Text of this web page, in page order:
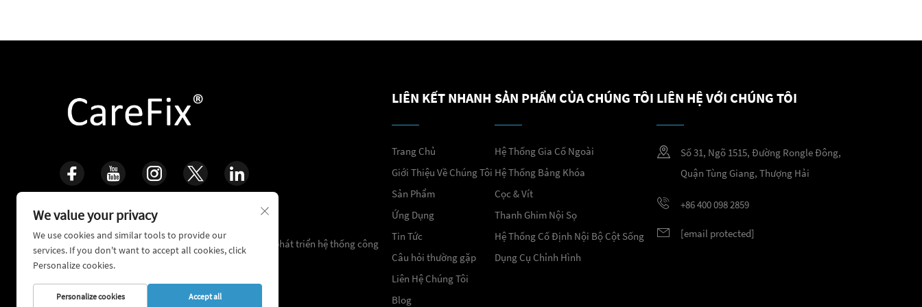
Chăm sóc Cuộc sống, Tái tạo Xương
16+ năm kinh nghiệm lâm sàng tích lũy, chuyên về phát triển hệ thống công
nghệ chỉnh hình và sửa chữa chấn thương phức tạp
LIÊN KẾT NHANH
Trang Chủ
Giới Thiệu Về Chúng Tôi
Sản Phẩm
Ứng Dụng
Tin Tức
Câu hỏi thường gặp
Liên Hệ Chúng Tôi
Blog
SẢN PHẨM CỦA CHÚNG TÔI
Hệ Thống Gia Cố Ngoài
Hệ Thống Bảng Khóa
Cọc & Vít
Thanh Ghim Nội Sọ
Hệ Thống Cố Định Nội Bộ Cột Sống
Dụng Cụ Chỉnh Hình
LIÊN HỆ VỚI CHÚNG TÔI
Số 31, Ngõ 1515, Đường Rongle Đông,
Quận Tùng Giang, Thượng Hải
+86 400 098 2859
[email protected]
We value your privacy
We use cookies and similar tools to provide our
services. If you don't want to accept all cookies, click
Personalize cookies.
Personalize cookies Accept all